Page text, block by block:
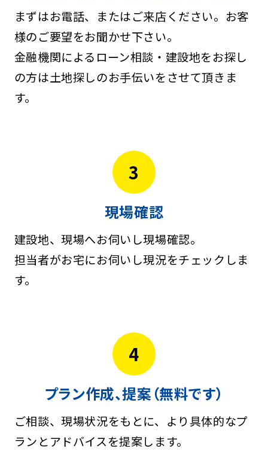
まずはお電話、またはご来店ください。お客
様のご要望をお聞かせ下さい。
金融機関によるローン相談・建設地をお探し
の方は土地探しのお手伝いをさせて頂きま
す。
3
現場確認
建設地、現場へお伺いし現場確認。
担当者がお宅にお伺いし現況をチェックしま
す。
4
プラン作成、提案（無料です）
ご相談、現場状況をもとに、より具体的なプ
ランとアドバイスを提案します。